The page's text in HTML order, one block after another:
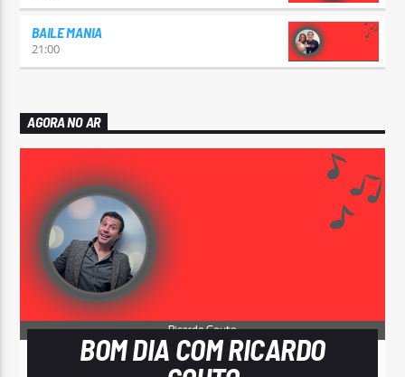
BAILE MANIA
21:00
AGORA NO AR
BOM DIA COM RICARDO